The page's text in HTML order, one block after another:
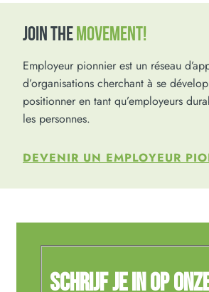
JOIN THEMOVEMENT!
Employeur pionnier est un réseau
d’organisations cherchant à se
positionner en tant qu’employeurs
les personnes.
DEVENIR UN EMPLOYEUR